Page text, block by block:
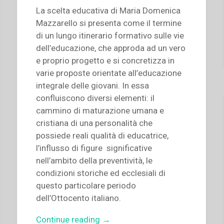
Congresso
internazionale
di
Storia
Salesiana
Roma,
19-
23
novembre
2014””
La scelta educativa di Maria Domenica
Mazzarello si presenta come il termine
di un lungo itinerario formativo sulle vie
dell’educazione, che approda ad un vero
e proprio progetto e si concretizza in
varie proposte orientate all’educazione
integrale delle giovani. In essa
confluiscono diversi elementi: il
cammino di maturazione umana e
cristiana di una personalità che
possiede reali qualità di educatrice,
l’influsso di figure significative
nell’ambito della preventività, le
condizioni storiche ed ecclesiali di
questo particolare periodo
dell’Ottocento italiano.
Continue reading “Sylvie
→